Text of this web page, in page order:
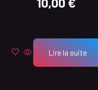
Lire la suite